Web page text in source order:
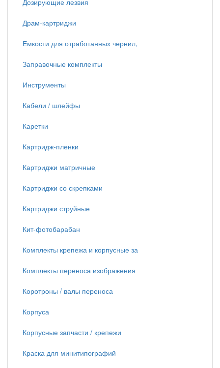
Дозирующие лезвия
Драм-картриджи
Емкости для отработанных чернил,
Заправочные комплекты
Инструменты
Кабели / шлейфы
Каретки
Картридж-пленки
Картриджи матричные
Картриджи со скрепками
Картриджи струйные
Кит-фотобарабан
Комплекты крепежа и корпусные за
Комплекты переноса изображения
Коротроны / валы переноса
Корпуса
Корпусные запчасти / крепежи
Краска для минитипографий